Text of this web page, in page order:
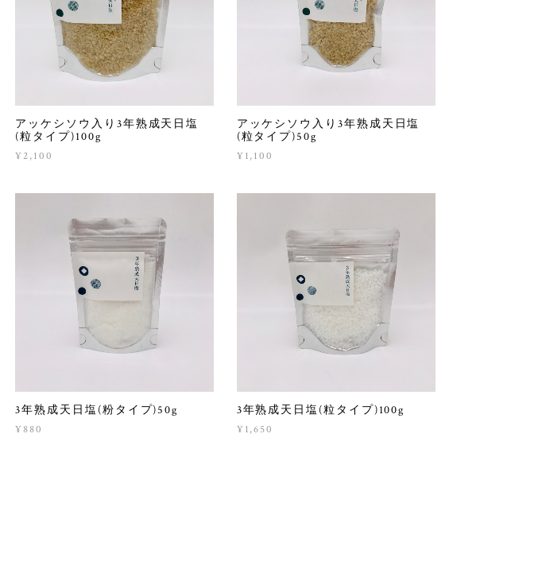
アッケシソウ入り3年熟成天日塩
(粒タイプ)100g
¥2,100
アッケシソウ入り3年熟成天日塩
(粒タイプ)50g
¥1,100
3年熟成天日塩(粉タイプ)50g
¥880
3年熟成天日塩(粒タイプ)100g
¥1,650